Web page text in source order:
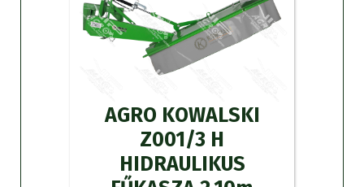
AGRO KOWALSKI
Z001/3 H
HIDRAULIKUS